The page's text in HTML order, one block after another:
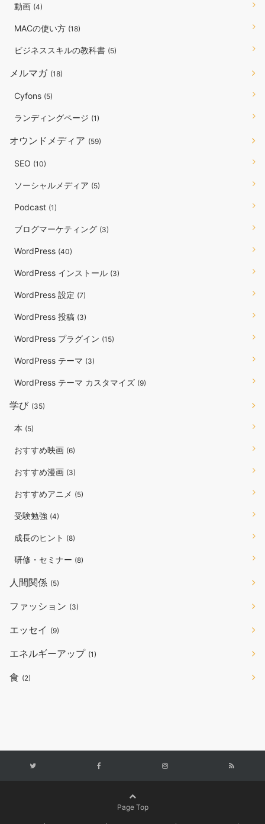
動画 (4)
MACの使い方 (18)
ビジネススキルの教科書 (5)
メルマガ (18)
Cyfons (5)
ランディングページ (1)
オウンドメディア (59)
SEO (10)
ソーシャルメディア (5)
Podcast (1)
ブログマーケティング (3)
WordPress (40)
WordPress インストール (3)
WordPress 設定 (7)
WordPress 投稿 (3)
WordPress プラグイン (15)
WordPress テーマ (3)
WordPress テーマ カスタマイズ (9)
学び (35)
本 (5)
おすすめ映画 (6)
おすすめ漫画 (3)
おすすめアニメ (5)
受験勉強 (4)
成長のヒント (8)
研修・セミナー (8)
人間関係 (5)
ファッション (3)
エッセイ (9)
エネルギーアップ (1)
食 (2)
Page Top